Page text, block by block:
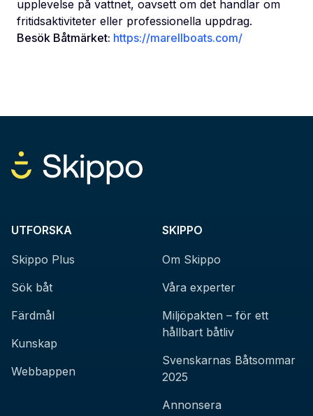
upplevelse på vattnet, oavsett om det handlar om
fritidsaktiviteter eller professionella uppdrag.
Besök Båtmärket: https://marellboats.com/
UTFORSKA
Skippo Plus
Sök båt
Färdmål
Kunskap
Webbappen
SKIPPO
Om Skippo
Våra experter
Miljöpakten – för ett
hållbart båtliv
Svenskarnas Båtsommar
2025
Annonsera